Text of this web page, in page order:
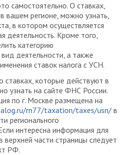
самостоятельно. О ставках,
вашем регионе, можно узнать,
в котором осуществляется
деятельность. Кроме того,
категорию
деятельности, а также
ставок налога с УСН.
которые действуют в
узнать на сайте ФНС России.
по г. Москве размещена на
rn77/taxation/taxes/usn/ в
регионального
интересна информация для
верхней части страницы следует
РФ.